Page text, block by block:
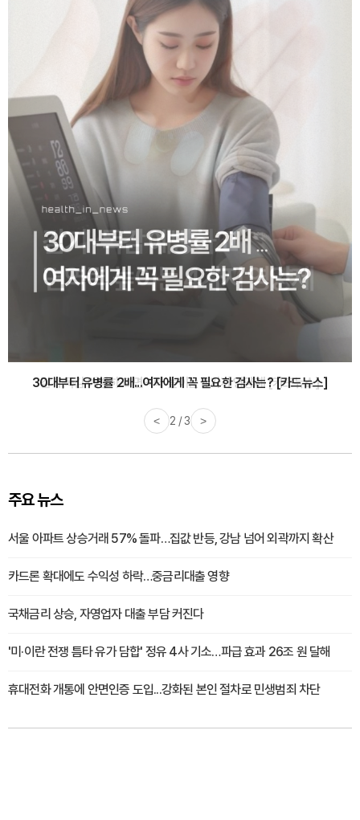
감기·독감 예방하고 면역력 높이는 4가지 영양제 [카드뉴스]
< 3 / 3 >
주요 뉴스
서울 아파트 상승거래 57% 돌파…집값 반등, 강남 넘어 외곽까지 확산
카드론 확대에도 수익성 하락…중금리대출 영향
국채금리 상승, 자영업자 대출 부담 커진다
'미·이란 전쟁 틈타 유가 담합' 정유 4사 기소…파급 효과 26조 원 달해
휴대전화 개통에 안면인증 도입...강화된 본인 절차로 민생범죄 차단